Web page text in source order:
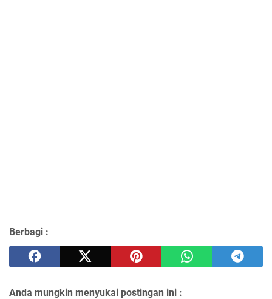
Berbagi :
Anda mungkin menyukai postingan ini :